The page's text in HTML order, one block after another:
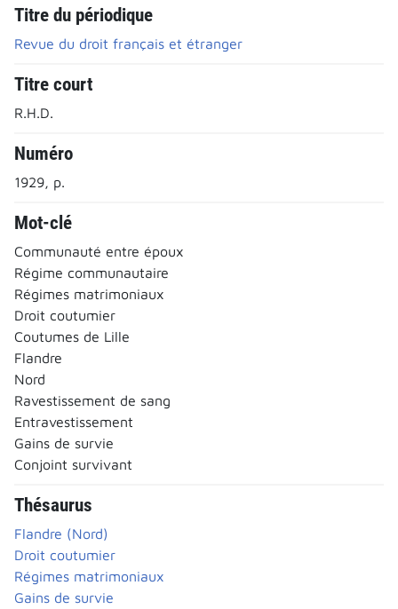
Titre du périodique
Revue du droit français et étranger
Titre court
R.H.D.
Numéro
1929, p.
Mot-clé
Communauté entre époux
Régime communautaire
Régimes matrimoniaux
Droit coutumier
Coutumes de Lille
Flandre
Nord
Ravestissement de sang
Entravestissement
Gains de survie
Conjoint survivant
Thésaurus
Flandre (Nord)
Droit coutumier
Régimes matrimoniaux
Gains de survie